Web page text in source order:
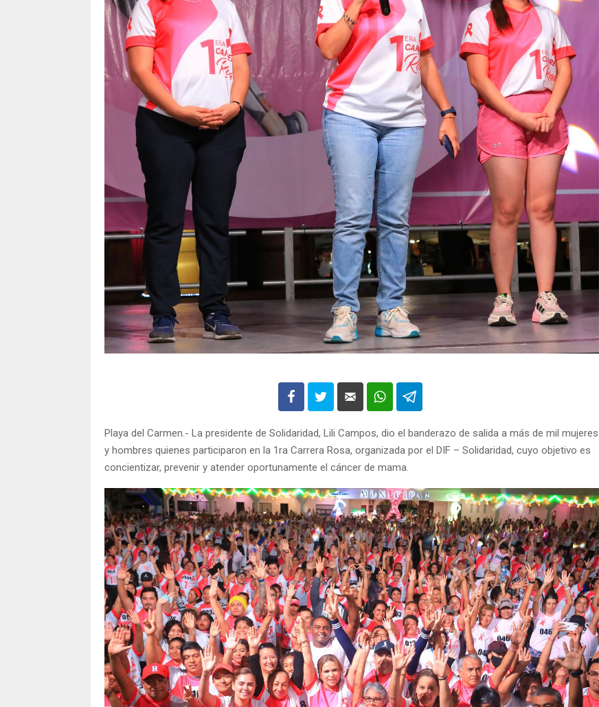
Playa del Carmen.- La presidente de Solidaridad, Lili Campos, dio el banderazo de salida a más de mil mujeres
y hombres quienes participaron en la 1ra Carrera Rosa, organizada por el DIF – Solidaridad, cuyo objetivo es
concientizar, prevenir y atender oportunamente el cáncer de mama.